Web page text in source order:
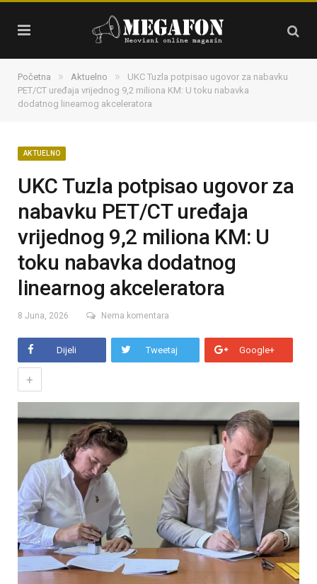
Početna » Aktuelno »
UKC Tuzla potpisao ugovor za nabavku
PET/CT uređaja vrijednog 9,2 miliona KM: U toku nabavka
dodatnog linearnog akceleratora
AKTUELNO
UKC Tuzla potpisao ugovor za
nabavku PET/CT uređaja
vrijednog 9,2 miliona KM: U
toku nabavka dodatnog
linearnog akceleratora
8 Juna, 2026 Nema komentara
Dijeli Tweetaj Google+
+